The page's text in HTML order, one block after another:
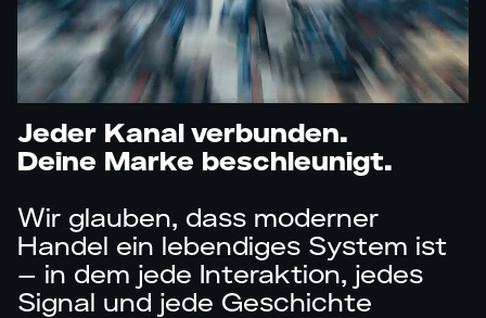
Jeder Kanal verbunden.
Deine Marke beschleunigt.
Wir glauben, dass moderner
Handel ein lebendiges System ist
– in dem jede Interaktion, jedes
Signal und jede Geschichte